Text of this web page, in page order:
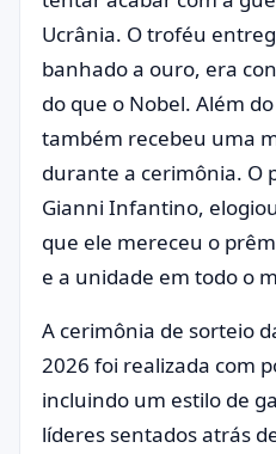
Ucrânia. O troféu
banhado a ouro, era
do que o Nobel. Além
também recebeu uma
durante a cerimônia. O
Gianni Infantino,
que ele mereceu o
e a unidade em todo o
A cerimônia de sorteio
2026 foi realizada com
incluindo um estilo de
líderes sentados atrás